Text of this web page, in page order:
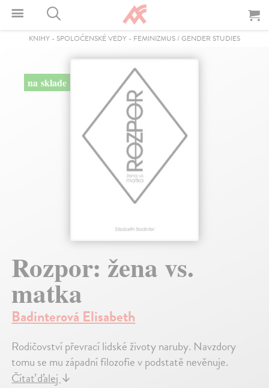
KNIHY - SPOLOČENSKÉ VEDY - FEMINIZMUS / GENDER STUDIES
na sklade
Rozpor: žena vs.
matka
Badinterová Elisabeth
Rodičovství převrací lidské životy naruby. Navzdory
tomu se mu západní filozofie v podstatě nevěnuje.
Čítať ďalej↓